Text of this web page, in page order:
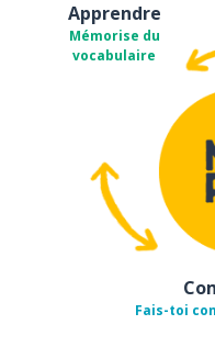
Apprendre
Mémorise du
vocabulaire
Fais-toi